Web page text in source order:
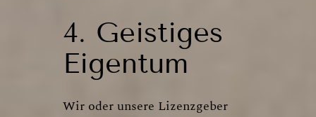
4. Geistiges
Eigentum
Wir oder unsere Lizenzgeber